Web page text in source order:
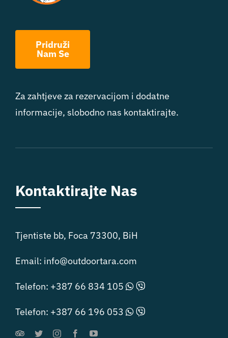
Pridruži
Nam Se
Za zahtjeve za rezervacijom i dodatne
informacije, slobodno nas kontaktirajte.
Kontaktirajte Nas
Tjentiste bb, Foca 73300, BiH
Email: info@outdoortara.com
Telefon: +387 66 834 105
Telefon: +387 66 196 053